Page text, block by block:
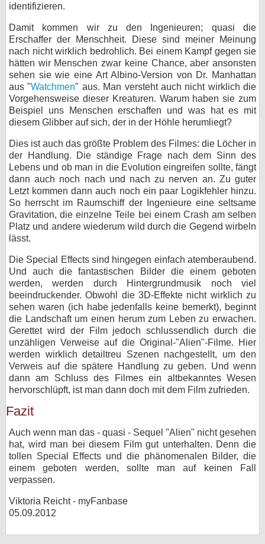
identifizieren.
Damit kommen wir zu den Ingenieuren; quasi die
Erschaffer der Menschheit. Diese sind meiner Meinung
nach nicht wirklich bedrohlich. Bei einem Kampf gegen sie
hätten wir Menschen zwar keine Chance, aber ansonsten
sehen sie wie eine Art Albino-Version von Dr. Manhattan
aus "Watchmen" aus. Man versteht auch nicht wirklich die
Vorgehensweise dieser Kreaturen. Warum haben sie zum
Beispiel uns Menschen erschaffen und was hat es mit
diesem Glibber auf sich, der in der Höhle herumliegt?
Dies ist auch das größte Problem des Filmes: die Löcher in
der Handlung. Die ständige Frage nach dem Sinn des
Lebens und ob man in die Evolution eingreifen sollte, fängt
dann auch noch nach und nach zu nerven an. Zu guter
Letzt kommen dann auch noch ein paar Logikfehler hinzu.
So herrscht im Raumschiff der Ingenieure eine seltsame
Gravitation, die einzelne Teile bei einem Crash am selben
Platz und andere wiederum wild durch die Gegend wirbeln
lässt.
Die Special Effects sind hingegen einfach atemberaubend.
Und auch die fantastischen Bilder die einem geboten
werden, werden durch Hintergrundmusik noch viel
beeindruckender. Obwohl die 3D-Effekte nicht wirklich zu
sehen waren (ich habe jedenfalls keine bemerkt), beginnt
die Landschaft um einen herum zum Leben zu erwachen.
Gerettet wird der Film jedoch schlussendlich durch die
unzähligen Verweise auf die Original-"Alien"-Filme. Hier
werden wirklich detailtreu Szenen nachgestellt, um den
Verweis auf die spätere Handlung zu geben. Und wenn
dann am Schluss des Filmes ein altbekanntes Wesen
hervorschlüpft, ist man dann doch mit dem Film zufrieden.
Fazit
Auch wenn man das - quasi - Sequel ʺAlienʺ nicht gesehen
hat, wird man bei diesem Film gut unterhalten. Denn die
tollen Special Effects und die phänomenalen Bilder, die
einem geboten werden, sollte man auf keinen Fall
verpassen.
Viktoria Reicht - myFanbase
05.09.2012